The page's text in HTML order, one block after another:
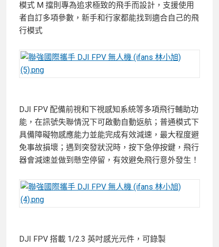
模式 M 擋則專為追求極致的飛手而設計，支援使用
者自訂多項參數，新手和行家都能找到適合自己的飛
行模式
DJI FPV 配備前視和下視感知系統等多項飛行輔助功
能，在訊號失聯情況下可啟動自動返航；普通模式下
具備障礙物感應能力並能完成有效減速，最大程度避
免事故損壞；遇到突發狀況時，按下急停按鍵，飛行
器會減速並做到懸空停留，有效避免飛行意外發生！
DJI FPV 搭載 1/2.3 英吋感光元件，可錄製